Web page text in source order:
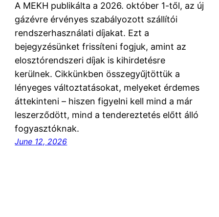
A MEKH publikálta a 2026. október 1-től, az új
gázévre érvényes szabályozott szállítói
rendszerhasználati díjakat. Ezt a
bejegyzésünket frissíteni fogjuk, amint az
elosztórendszeri díjak is kihirdetésre
kerülnek. Cikkünkben összegyűjtöttük a
lényeges változtatásokat, melyeket érdemes
áttekinteni – hiszen figyelni kell mind a már
leszerződött, mind a tendereztetés előtt álló
fogyasztóknak.
June 12, 2026